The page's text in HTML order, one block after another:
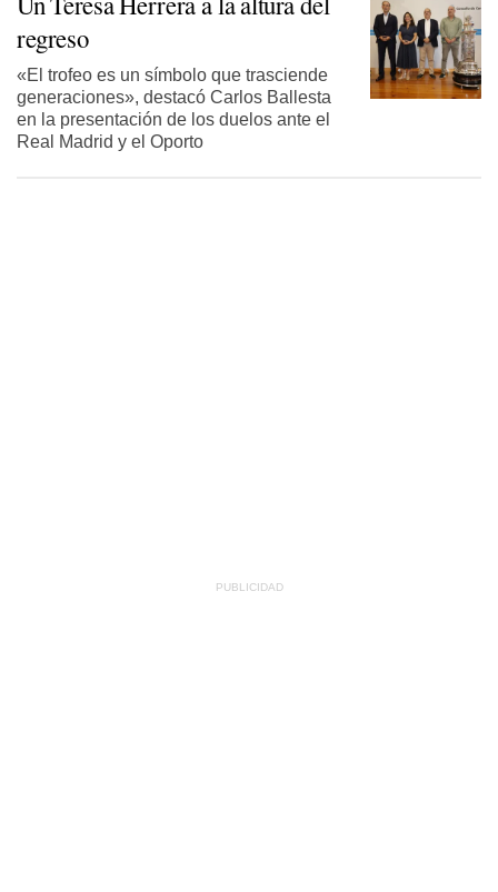
regreso
«El trofeo es un símbolo que trasciende
generaciones», destacó Carlos Ballesta
en la presentación de los duelos ante el
Real Madrid y el Oporto